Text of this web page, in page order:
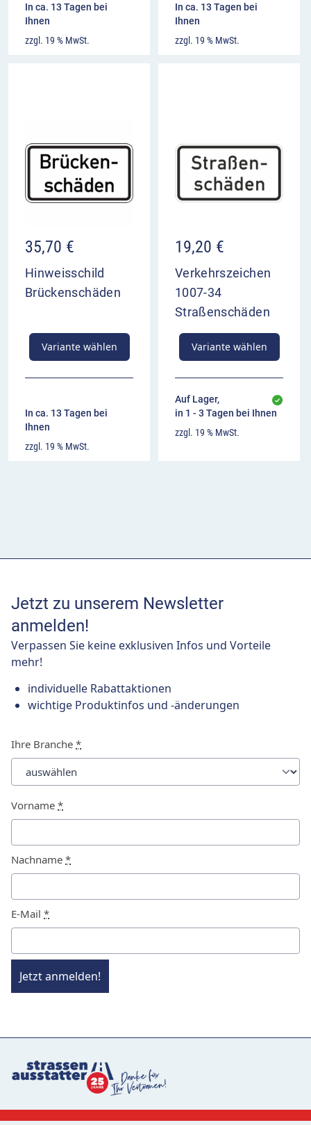
In ca. 13 Tagen bei
Ihnen
zzgl. 19 % MwSt.
In ca. 13 Tagen bei
Ihnen
zzgl. 19 % MwSt.
35,70 €
Hinweisschild
Brückenschäden
Variante wählen
In ca. 13 Tagen bei
Ihnen
zzgl. 19 % MwSt.
19,20 €
Verkehrszeichen
1007-34
Straßenschäden
Variante wählen
Auf Lager,
in 1 - 3 Tagen bei Ihnen
zzgl. 19 % MwSt.
Jetzt zu unserem Newsletter
anmelden!
Verpassen Sie keine exklusiven Infos und Vorteile
mehr!
individuelle Rabattaktionen
wichtige Produktinfos und -änderungen
Ihre Branche *
Vorname *
Nachname *
E-Mail *
Jetzt anmelden!